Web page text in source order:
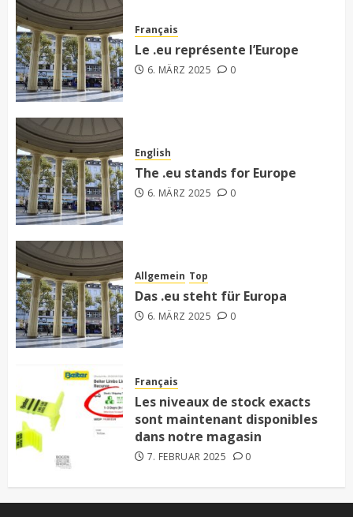
Français
Le .eu représente l’Europe
6. MÄRZ 2025 0
English
The .eu stands for Europe
6. MÄRZ 2025 0
Allgemein Top
Das .eu steht für Europa
6. MÄRZ 2025 0
Français
Les niveaux de stock exacts
sont maintenant disponibles
dans notre magasin
7. FEBRUAR 2025 0